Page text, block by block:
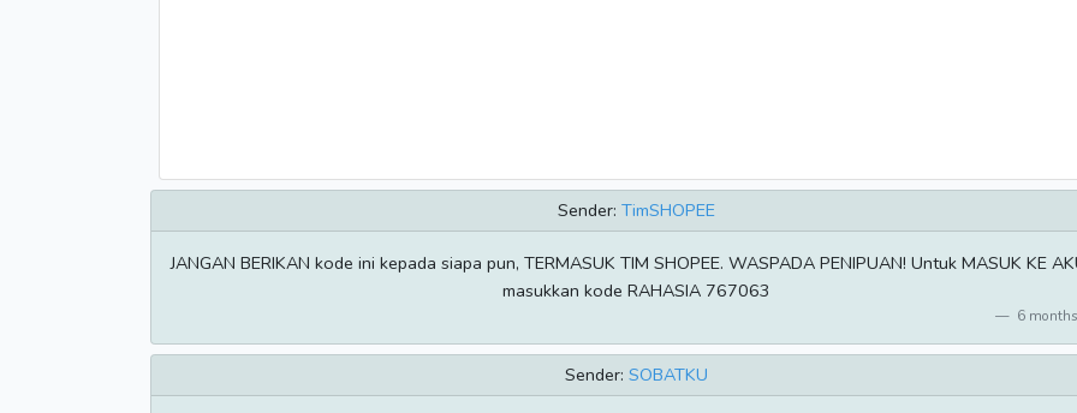
Sender: TimSHOPEE
JANGAN BERIKAN kode ini kepada siapa pun, TERMASUK TIM SHOPEE. WASPADA PENIPUAN! Untuk MASUK KE
masukkan kode RAHASIA 767063
6
Sender: SOBATKU